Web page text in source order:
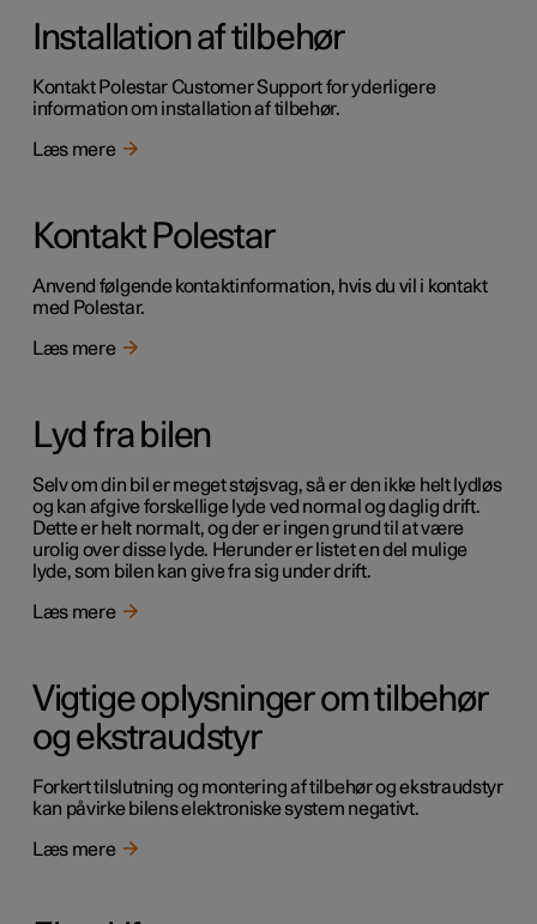
Installation af tilbehør
Kontakt Polestar Customer Support for yderligere
information om installation af tilbehør.
Læs mere
Kontakt Polestar
Anvend følgende kontaktinformation, hvis du vil i kontakt
med Polestar.
Læs mere
Lyd fra bilen
Selv om din bil er meget støjsvag, så er den ikke helt lydløs
og kan afgive forskellige lyde ved normal og daglig drift.
Dette er helt normalt, og der er ingen grund til at være
urolig over disse lyde. Herunder er listet en del mulige
lyde, som bilen kan give fra sig under drift.
Læs mere
Vigtige oplysninger om tilbehør
og ekstraudstyr
Forkert tilslutning og montering af tilbehør og ekstraudstyr
kan påvirke bilens elektroniske system negativt.
Læs mere